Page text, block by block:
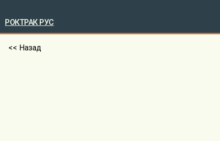
РОКТРАК РУС
<< Назад